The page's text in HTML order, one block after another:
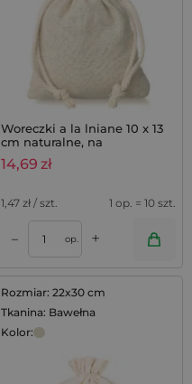
Woreczki a la lniane 10 x 13
cm naturalne, na
podziękowania z lawendą -
10 szt.
14,69 zł
1,47 zł / szt. 1 op. = 10 szt.
– op. +
Rozmiar: 22x30 cm
Tkanina: Bawełna
Kolor: